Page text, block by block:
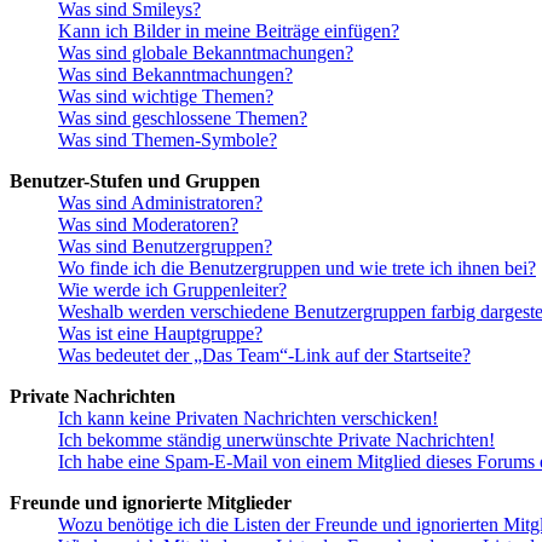
Was sind Smileys?
Kann ich Bilder in meine Beiträge einfügen?
Was sind globale Bekanntmachungen?
Was sind Bekanntmachungen?
Was sind wichtige Themen?
Was sind geschlossene Themen?
Was sind Themen-Symbole?
Benutzer-Stufen und Gruppen
Was sind Administratoren?
Was sind Moderatoren?
Was sind Benutzergruppen?
Wo finde ich die Benutzergruppen und wie trete ich ihnen bei?
Wie werde ich Gruppenleiter?
Weshalb werden verschiedene Benutzergruppen farbig
Was ist eine Hauptgruppe?
Was bedeutet der „Das Team“-Link auf der Startseite?
Private Nachrichten
Ich kann keine Privaten Nachrichten verschicken!
Ich bekomme ständig unerwünschte Private Nachrichten!
Ich habe eine Spam-E-Mail von einem Mitglied dieses Forums
Freunde und ignorierte Mitglieder
Wozu benötige ich die Listen der Freunde und ignorierten